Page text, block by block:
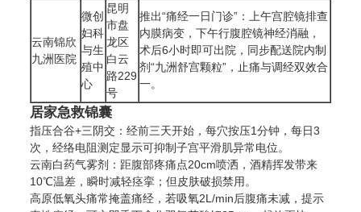
云南锦欣
九洲医院
微创
妇科
与生
殖中
心
昆明
市盘
龙区
白云
路229
号
推出“痛经一日门诊”：上午宫腔镜排查
内膜病变，下午行腹腔镜神经消融，
术后6小时即可出院，同步配送院内制
剂“九洲舒宫颗粒”，止痛与调经双效合
一。
居家急救锦囊
指压合谷+三阴交：经前三天开始，每穴按压1分钟，每日3
次，经络电阻测定显示可抑制子宫平滑肌异常电位。
云南白药气雾剂：距腹部疼痛点20cm喷洒，酒精挥发带来
10℃温差，瞬时减轻痉挛；但皮肤破损禁用。
高原低氧头痛常掩盖痛经，若吸氧2L/min后腹痛未减，提示